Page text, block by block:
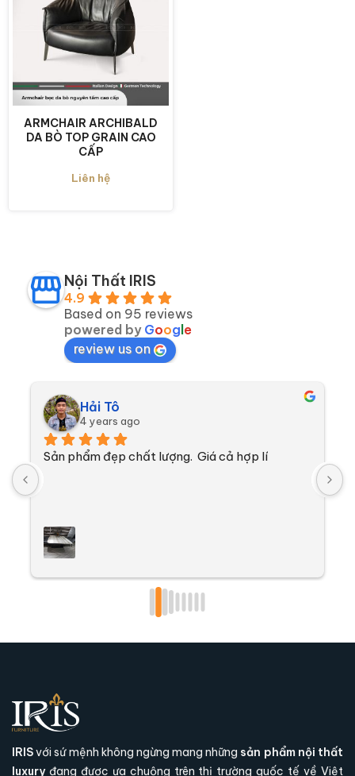
ARMCHAIR ARCHIBALD
DA BÒ TOP GRAIN CAO
CẤP
Liên hệ
Nội Thất IRIS
4.9
Based on 95 reviews
powered by Goog e
review us on
Hải Tô
4 years ago
Sản phẩm đẹp chất lượng.  Giá cả hợp lí
IRISvới sứ mệnh không ngừng mang những sản phẩm nội thất
luxuryđang được ưa chuộng trên thị trường quốc tế về Việt